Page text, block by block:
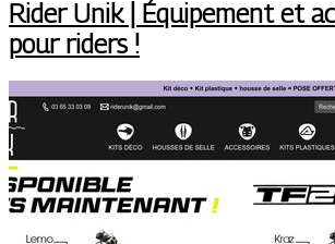
Rider Unik | Équipement et
pour riders !